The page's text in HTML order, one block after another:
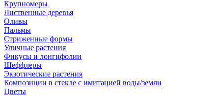
Крупномеры
Лиственные деревья
Оливы
Пальмы
Стриженные формы
Уличные растения
Фикусы и лонгифолии
Шеффлеры
Экзотические растения
Композиции в стекле с имитацией воды/земли
Цветы